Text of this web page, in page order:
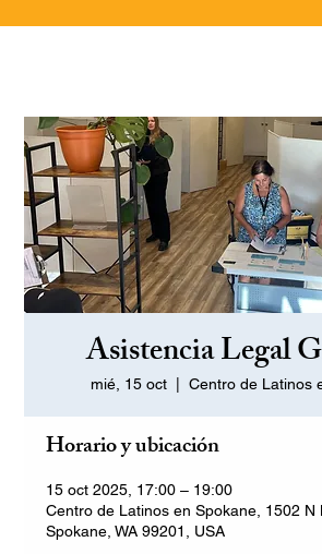
Asistencia Legal
mié, 15 oct
  |
Centro de Latinos
Horario y ubicación
15 oct 2025, 17:00 – 19:00
Centro de Latinos en Spokane, 1502 N
Spokane, WA 99201, USA